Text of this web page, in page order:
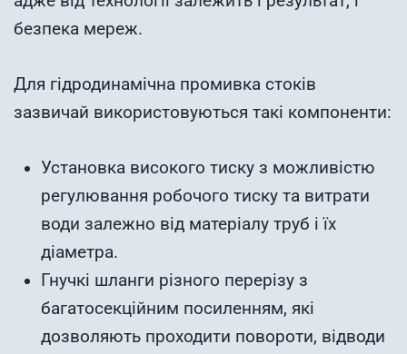
безпека мереж.
Для гідродинамічна промивка стоків
зазвичай використовуються такі компоненти:
Установка високого тиску з можливістю
регулювання робочого тиску та витрати
води залежно від матеріалу труб і їх
діаметра.
Гнучкі шланги різного перерізу з
багатосекційним посиленням, які
дозволяють проходити повороти, відводи